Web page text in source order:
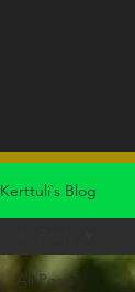
Kerttuli`s Blog
All Posts